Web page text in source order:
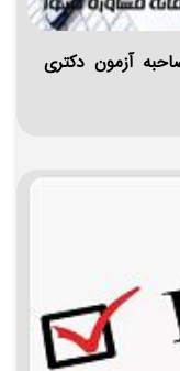
آزمون دکتری